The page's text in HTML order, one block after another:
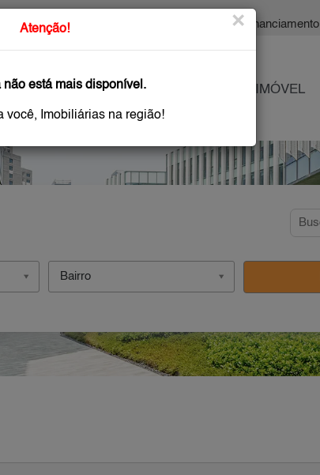
| Financiamento
IMOBILIÁRIAS OFEREÇA SEU IMÓVEL
Bairro
Atenção! ×
não está mais disponível.
você, Imobiliárias na região!